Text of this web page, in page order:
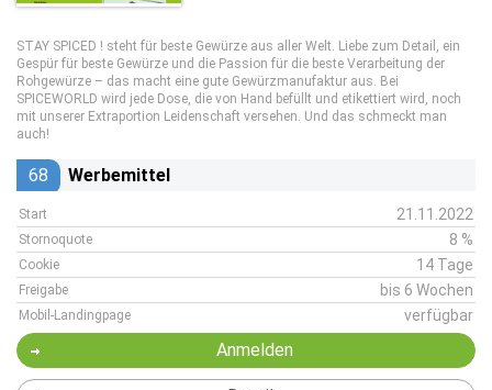
STAY SPICED ! steht für beste Gewürze aus aller Welt. Liebe zum Detail, ein
Gespür für beste Gewürze und die Passion für die beste Verarbeitung der
Rohgewürze – das macht eine gute Gewürzmanufaktur aus. Bei
SPICEWORLD wird jede Dose, die von Hand befüllt und etikettiert wird, noch
mit unserer Extraportion Leidenschaft versehen. Und das schmeckt man
auch!
68 Werbemittel
Start 21.11.2022
Stornoquote 8 %
Cookie 14 Tage
Freigabe bis 6 Wochen
Mobil-Landingpage verfügbar
Anmelden